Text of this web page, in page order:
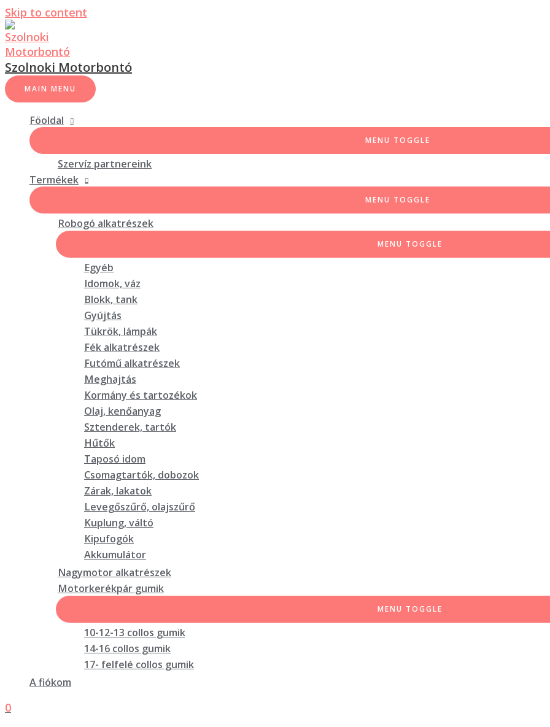
Skip to content
Szolnoki Motorbontó
MAIN MENU
Föoldal
MENU TOGGLE
Szervíz partnereink
Termékek
MENU TOGGLE
Robogó alkatrészek
MENU TOGGLE
Egyéb
Idomok, váz
Blokk, tank
Gyújtás
Tükrök, lámpák
Fék alkatrészek
Futómű alkatrészek
Meghajtás
Kormány és tartozékok
Olaj, kenőanyag
Sztenderek, tartók
Hűtők
Taposó idom
Csomagtartók, dobozok
Zárak, lakatok
Levegőszűrő, olajszűrő
Kuplung, váltó
Kipufogók
Akkumulátor
Nagymotor alkatrészek
Motorkerékpár gumik
MENU TOGGLE
10-12-13 collos gumik
14-16 collos gumik
17- felfelé collos gumik
A fiókom
0